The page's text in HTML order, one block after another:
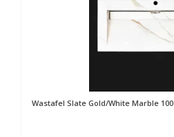
Wastafel Slate Gold/White Marble 100